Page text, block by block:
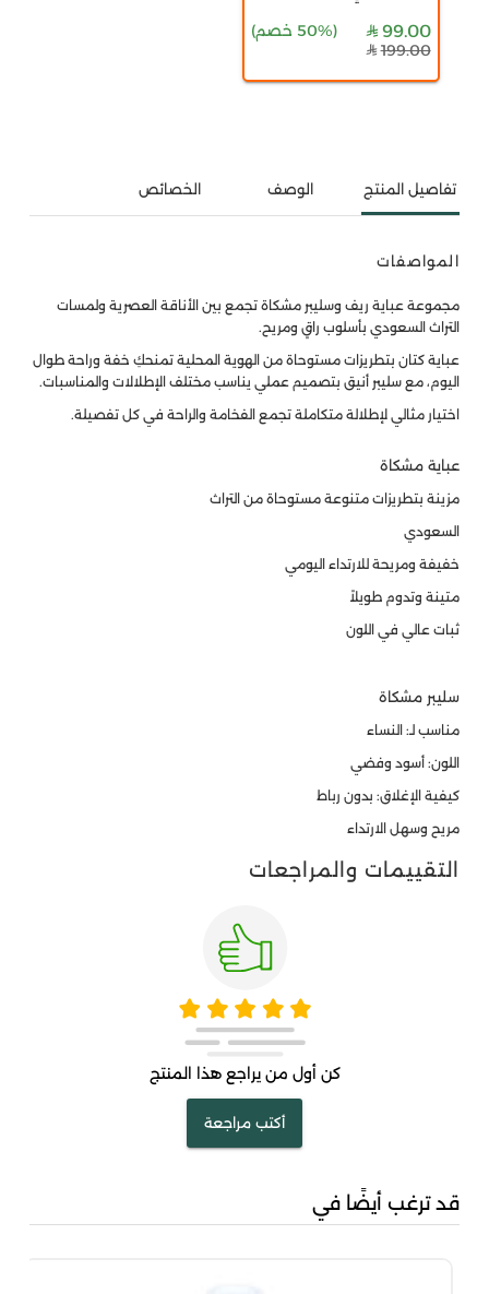
99.00
(50% خصم
)
199.00
تفاصيل المنتج الوصف الخصائص
المواصفات
مجموعة عباية ريف وسليبر مشكاة تجمع بين الأناقة العصرية ولمسات
التراث السعودي بأسلوب راقٍ ومريح.
عباية كتان بتطريزات مستوحاة من الهوية المحلية تمنحكِ خفة وراحة طوال
اليوم، مع سليبر أنيق بتصميم عملي يناسب مختلف الإطلالات والمناسبات.
اختيار مثالي لإطلالة متكاملة تجمع الفخامة والراحة في كل تفصيلة.
عباية مشكاة
مزينة بتطريزات متنوعة مستوحاة من التراث
السعودي
خفيفة ومريحة للارتداء اليومي
متينة وتدوم طويلاً
ثبات عالي في اللون
سليبر مشكاة
مناسب لـ: النساء
اللون: أسود وفضي
كيفية الإغلاق: بدون رباط
مريح وسهل الارتداء
التقييمات والمراجعات
كن أول من يراجع هذا المنتج
أكتب مراجعة
قد ترغب أيضًا في